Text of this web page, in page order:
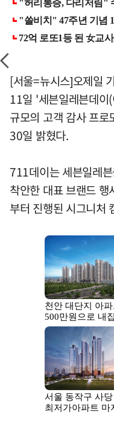
[서울=뉴시스]오제일
11일 '세븐일레븐데
규모의 고객 감사 프
30일 밝혔다.
711데이는 세븐일레
착안한 대표 브랜드
부터 진행된 시그니처